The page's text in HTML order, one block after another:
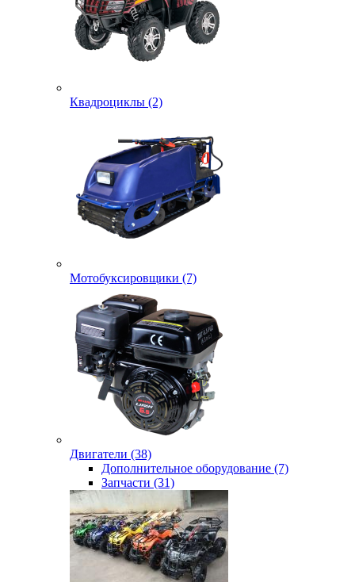
Квадроциклы (2)
Мотобуксировщики (7)
Двигатели (38)
Дополнительное оборудование (7)
Запчасти (31)